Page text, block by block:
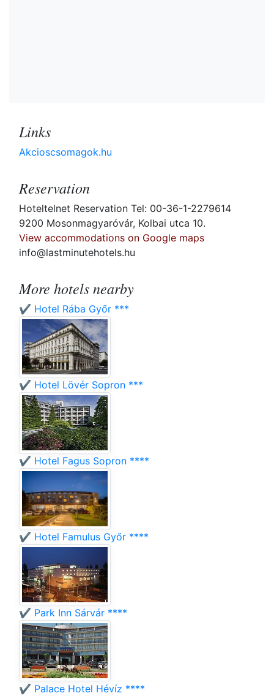
Links
Akcioscsomagok.hu
Reservation
Hoteltelnet Reservation Tel: 00-36-1-2279614
9200 Mosonmagyaróvár, Kolbai utca 10.
View accommodations on Google maps
info@lastminutehotels.hu
More hotels nearby
✔️ Hotel Rába Győr ***
✔️ Hotel Lövér Sopron ***
✔️ Hotel Fagus Sopron ****
✔️ Hotel Famulus Győr ****
✔️ Park Inn Sárvár ****
✔️ Palace Hotel Hévíz ****